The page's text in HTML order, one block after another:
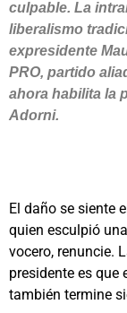
culpable. La
liberalismo
expresidente
PRO, partido
ahora habilita la
Adorni.
El daño se siente
quien esculpió
vocero, renuncie.
presidente es que
también termine